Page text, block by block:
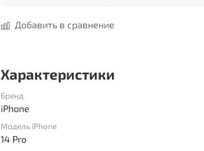
Добавить в сравнение
Характеристики
Бренд
iPhone
Модель iPhone
14 Pro